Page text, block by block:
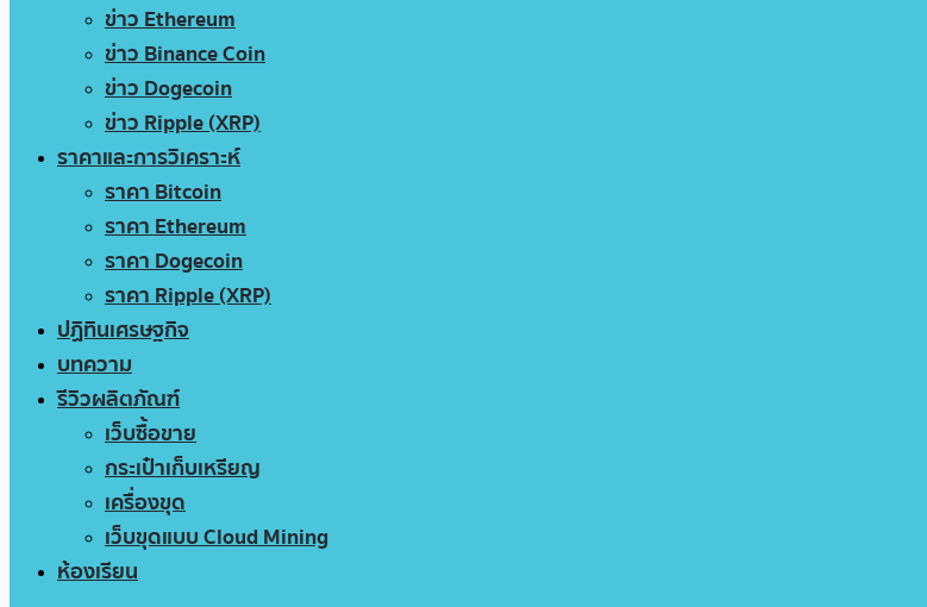
ข่าว Ethereum
ข่าว Binance Coin
ข่าว Dogecoin
ข่าว Ripple (XRP)
ราคาและการวิเคราะห์
ราคา Bitcoin
ราคา Ethereum
ราคา Dogecoin
ราคา Ripple (XRP)
ปฏิทินเศรษฐกิจ
บทความ
รีวิวผลิตภัณฑ์
เว็บซื้อขาย
กระเป๋าเก็บเหรียญ
เครื่องขุด
เว็บขุดแบบ Cloud Mining
ห้องเรียน